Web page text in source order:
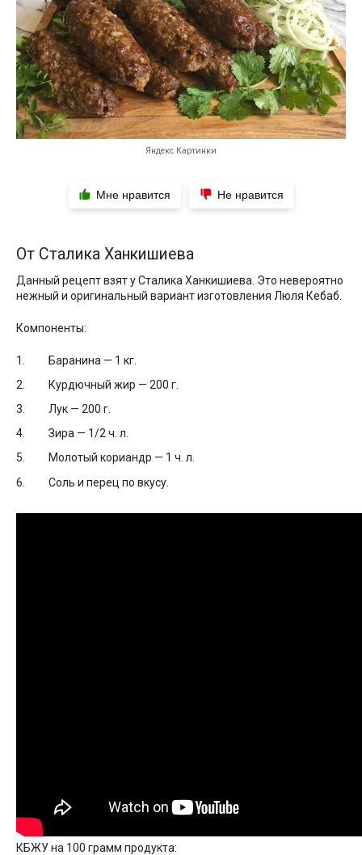
Яндекс.Картинки
Мне нравится Не нравится
От Сталика Ханкишиева
Данный рецепт взят у Сталика Ханкишиева. Это невероятно
нежный и оригинальный вариант изготовления Люля Кебаб.
Компоненты:
Баранина — 1 кг.
Курдючный жир — 200 г.
Лук — 200 г.
Зира — 1/2 ч. л.
Молотый кориандр — 1 ч. л.
Соль и перец по вкусу.
КБЖУ на 100 грамм продукта: